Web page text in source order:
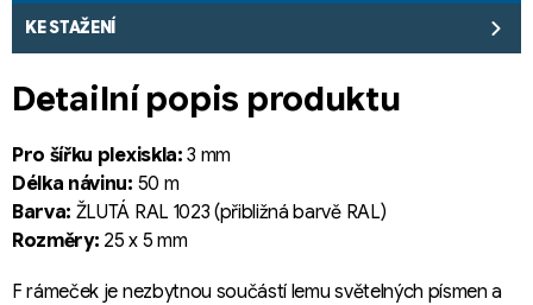
KE STAŽENÍ
Detailní popis produktu
Pro šířku plexiskla: 3 mm
Délka návinu: 50 m
Barva: ŽLUTÁ RAL 1023 (přibližná barvě RAL)
Rozměry: 25 x 5 mm
F rámeček je nezbytnou součástí lemu světelných písmen a